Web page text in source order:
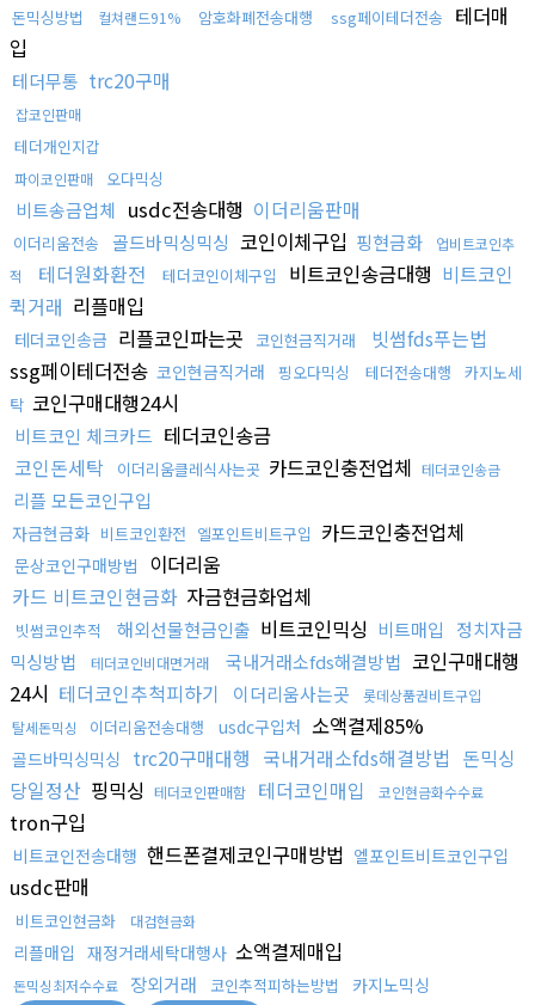
돈믹싱방법 컬쳐랜드91% 암호화폐전송대행 ssg페이테더전송
테더매
입
테더무통 trc20구매
잡코인판매
테더개인지갑
파이코인판매 오다믹싱
비트송금업체 usdc전송대행 이더리움판매
이더리움전송 골드바믹싱믹싱 코인이체구입 핑현금화
업비트코인추
적
테더원화환전 테더코인이체구입 비트코인송금대행 비트코인
퀵거래 리플매입
테더코인송금 리플코인파는곳 코인현금직거래
빗썸fds푸는법
ssg페이테더전송 코인현금직거래 핑오다믹싱 테더전송대행
카지노세
탁 코인구매대행24시
비트코인 체크카드 테더코인송금
코인돈세탁
이더리움클레식사는곳 카드코인충전업체 테더코인송금
리플 모든코인구입
자금현금화 비트코인환전 엘포인트비트구입 카드코인충전업체
문상코인구매방법 이더리움
카드 비트코인현금화 자금현금화업체
빗썸코인추적 해외선물현금인출 비트코인믹싱 비트매입
정치자금
믹싱방법
테더코인비대면거래 국내거래소fds해결방법 코인구매대행
24시 테더코인추척피하기 이더리움사는곳
롯데상품권비트구입
탈세돈믹싱
이더리움전송대행 usdc구입처 소액결제85%
골드바믹싱믹싱 trc20구매대행 국내거래소fds해결방법 돈믹싱
당일정산 핑믹싱 테더코인판매함 테더코인매입 코인현금화수수료
tron구입
비트코인전송대행 핸드폰결제코인구매방법 엘포인트비트코인구입
usdc판매
비트코인현금화 대검현금화
리플매입 재정거래세탁대행사 소액결제매입
돈믹싱최저수수료 장외거래 코인추적피하는방법
카지노믹싱